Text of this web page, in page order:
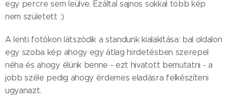
egy percre sem leülve. Ezáltal sajnos sokkal több kép
nem született :)
A lenti fotókon látszódik a standunk kialakítása: bal oldalon
egy szoba kép ahogy egy átlag hirdetésben szerepel
néha és ahogy élünk benne - ezt hivatott bemutatni - a
jobb széle pedig ahogy érdemes eladásra felkészíteni
ugyanazt.